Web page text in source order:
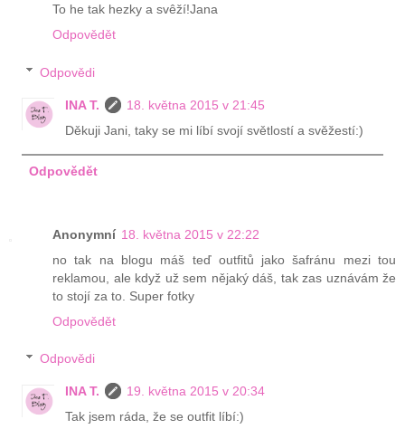
To he tak hezky a svêží!Jana
Odpovědět
Odpovědi
INA T.
18. května 2015 v 21:45
Děkuji Jani, taky se mi líbí svojí světlostí a svěžestí:)
Odpovědět
Anonymní 18. května 2015 v 22:22
no tak na blogu máš teď outfitů jako šafránu mezi tou
reklamou, ale když už sem nějaký dáš, tak zas uznávám že
to stojí za to. Super fotky
Odpovědět
Odpovědi
INA T.
19. května 2015 v 20:34
Tak jsem ráda, že se outfit líbí:)